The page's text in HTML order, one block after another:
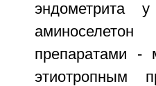
эндометрита
препаратами -
этиотропным